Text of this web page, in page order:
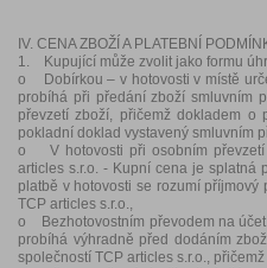
IV. CENA ZBOŽÍ A PLATEBNÍ
1. Kupující může zvolit jako formu
o Dobírkou – v hotovosti v místě
probíhá při předání zboží smluvním
převzetí zboží, přičemž dokladem o
pokladní doklad vystavený smluvním
o V hotovosti při osobním převzetí
articles s.r.o. - Kupní cena je splatná
platbě v hotovosti se rozumí
TCP articles s.r.o.,
o Bezhotovostním převodem na účet
probíhá výhradně před dodáním
společností TCP articles s.r.o.,